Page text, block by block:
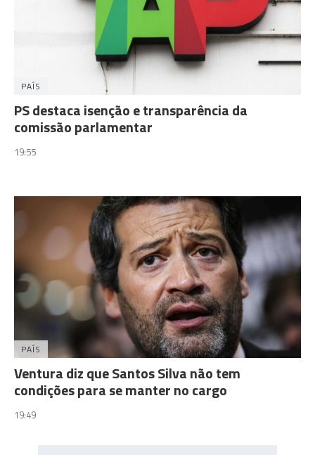
PAÍS
PS destaca isenção e transparência da
comissão parlamentar
19:55
PAÍS
Ventura diz que Santos Silva não tem
condições para se manter no cargo
19:49